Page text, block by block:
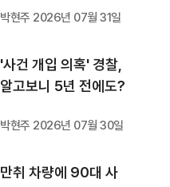
박현주 2026년 07월 31일
'사건 개입 의혹' 경찰,
알고보니 5년 전에도?
박현주 2026년 07월 30일
만취 차량에 90대 사